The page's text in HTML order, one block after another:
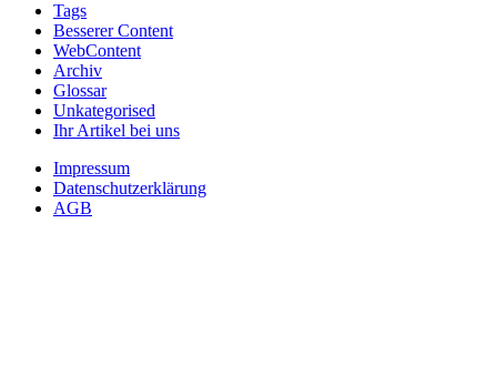
Tags
Besserer Content
WebContent
Archiv
Glossar
Unkategorised
Ihr Artikel bei uns
Impressum
Datenschutzerklärung
AGB